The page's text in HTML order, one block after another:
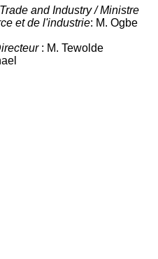
and Industry / Ministre
et de l'industrie: M. Ogbe
: M. Tewolde